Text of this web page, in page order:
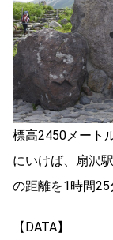
標高2450メート
にいけば、扇沢
の距離を1時間25
【DATA】